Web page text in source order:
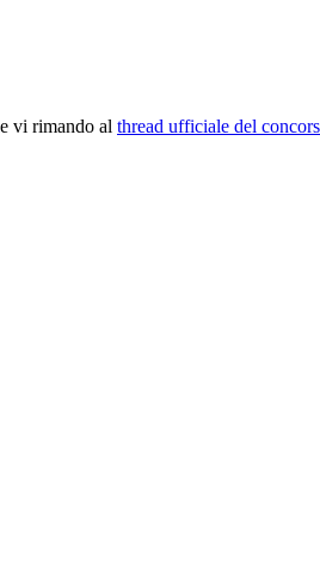
vi rimando al thread ufficiale del